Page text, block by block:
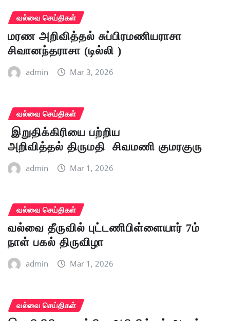
வல்வை செய்திகள்
மரண அறிவித்தல் சுப்பிரமணியராசா
சிவானந்தராசா (டில்லி )
admin Mar 3, 2026
வல்வை செய்திகள்
இறுதிக்கிரியை பற்றிய
அறிவித்தல் திருமதி சிவமணி குமரகுரு
admin Mar 1, 2026
வல்வை செய்திகள்
வல்வை தீருவில் புட்டணிபிள்ளையார் 7ம்
நாள் பகல் திருவிழா
admin Mar 1, 2026
வல்வை செய்திகள்